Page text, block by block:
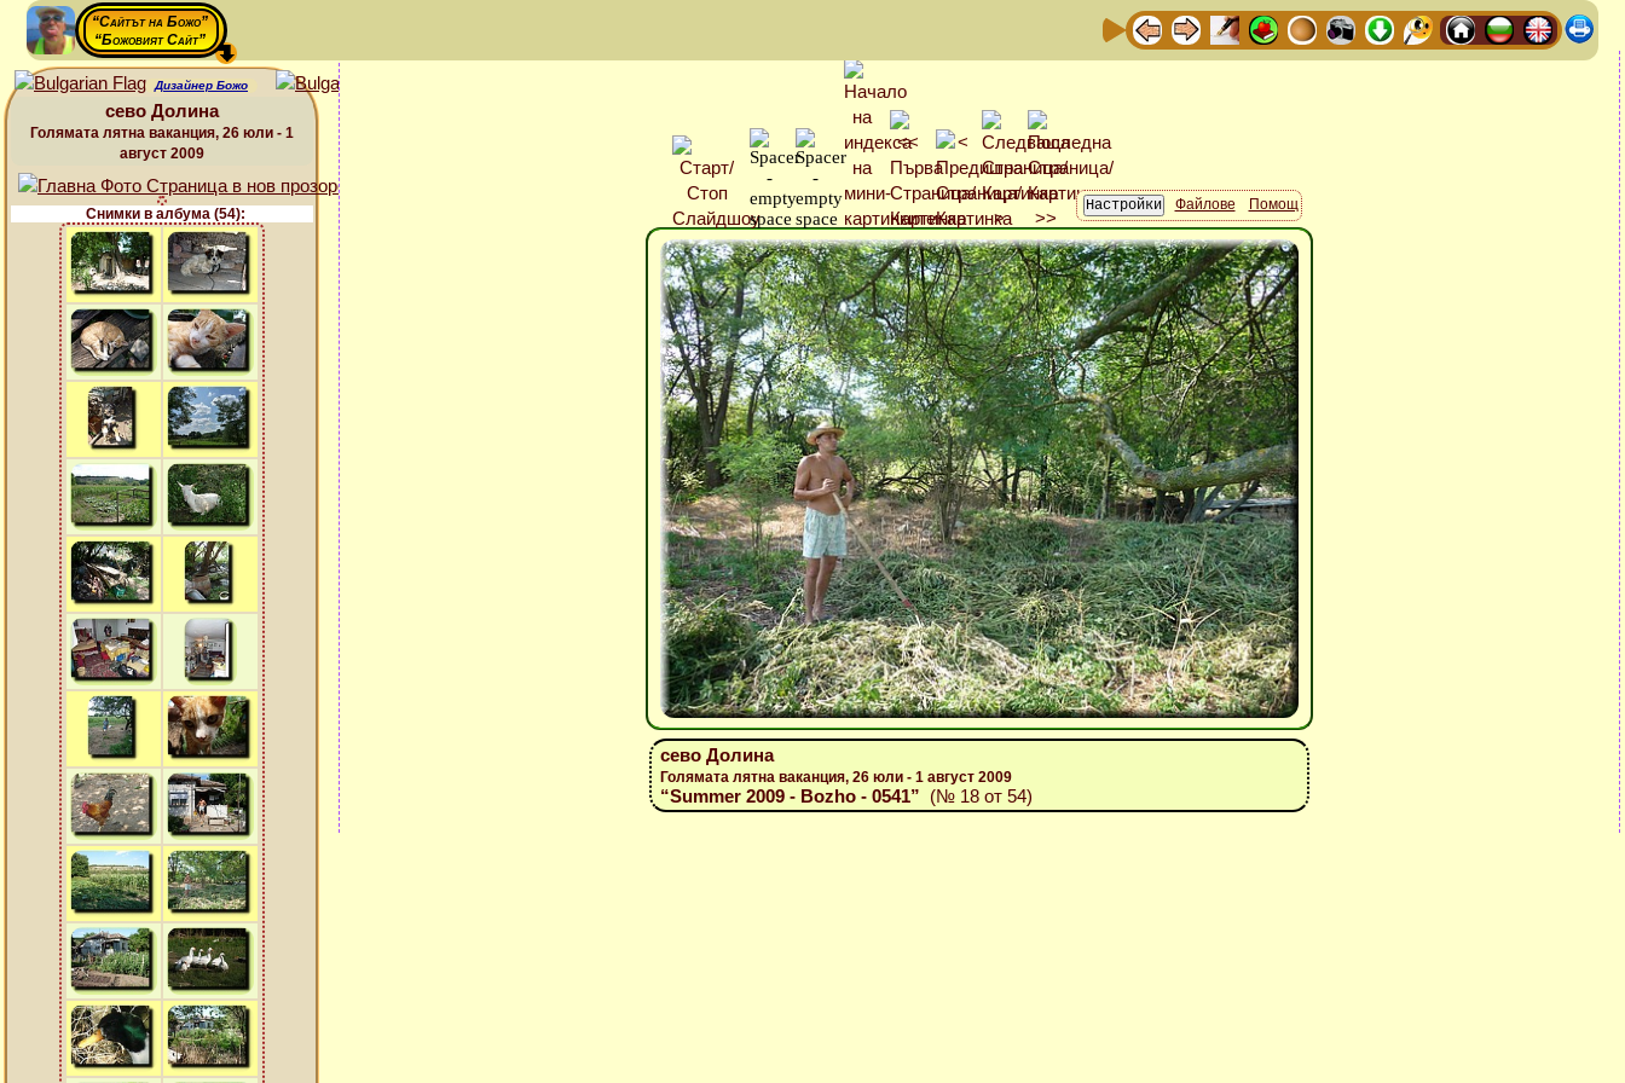
“Сайтът на Божо”
“Божовият Сайт”
Дизайнер Божо
сево Долина
Голямата лятна ваканция, 26 юли - 1
август 2009
Снимки в албума (54):
Файлове Помощ
сево Долина
Голямата лятна ваканция, 26 юли - 1 август 2009
“Summer 2009 - Bozho - 0541” (№ 18 от 54)